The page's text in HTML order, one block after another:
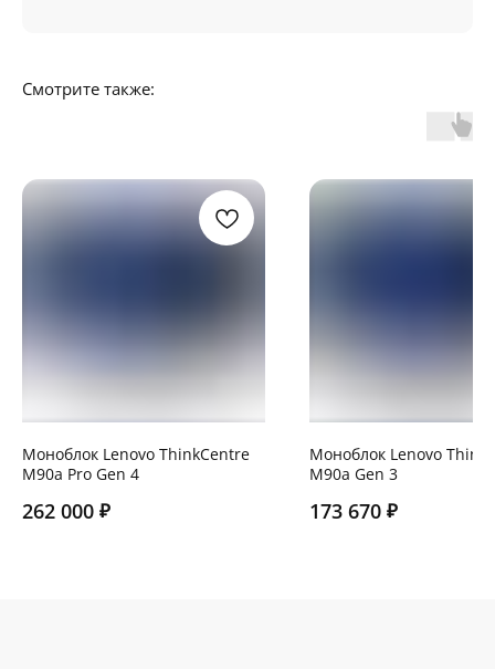
Смотрите также:
Моноблок Lenovo ThinkCentre
M90a Pro Gen 4
262 000 ₽
Моноблок Lenovo
M90a Gen 3
173 670 ₽